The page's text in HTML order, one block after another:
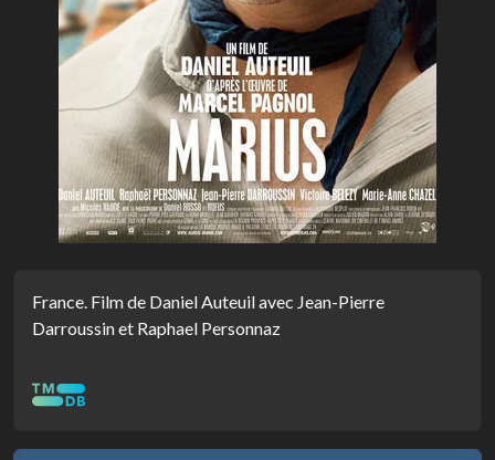
France. Film de Daniel Auteuil avec Jean-Pierre
Darroussin et Raphael Personnaz